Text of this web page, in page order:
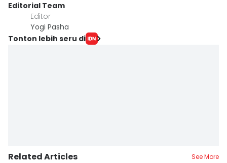
Editorial Team
Editor
Yogi Pasha
Tonton lebih seru di
Related Articles See More